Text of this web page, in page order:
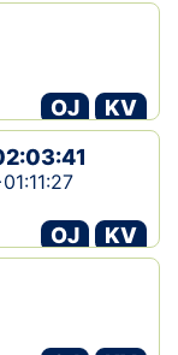
OJ
KV
OJ
KV